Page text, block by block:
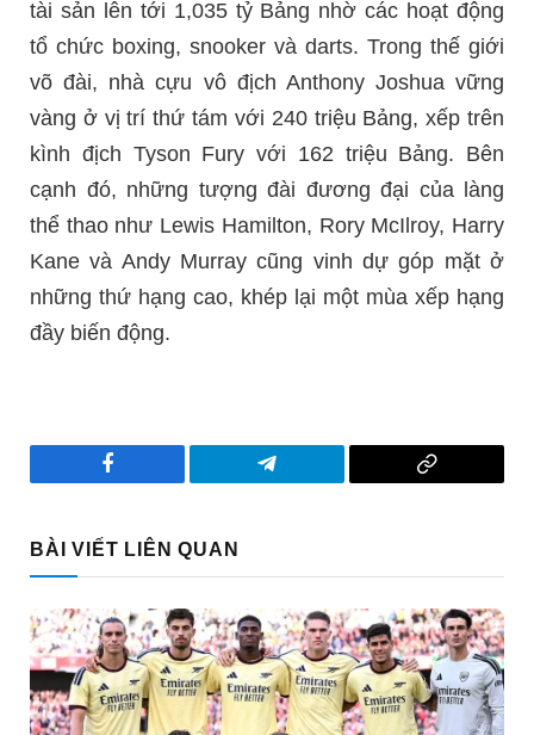
tài sản lên tới 1,035 tỷ Bảng nhờ các hoạt động
tổ chức boxing, snooker và darts. Trong thế giới
võ đài, nhà cựu vô địch Anthony Joshua vững
vàng ở vị trí thứ tám với 240 triệu Bảng, xếp trên
kình địch Tyson Fury với 162 triệu Bảng. Bên
cạnh đó, những tượng đài đương đại của làng
thể thao như Lewis Hamilton, Rory McIlroy, Harry
Kane và Andy Murray cũng vinh dự góp mặt ở
những thứ hạng cao, khép lại một mùa xếp hạng
đầy biến động.
Facebook Telegram
Copy
BÀI VIẾT LIÊN QUAN